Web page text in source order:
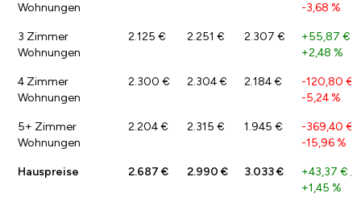
Wohnungen
-3,68 %
3 Zimmer
Wohnungen
2.125 € 2.251 € 2.307 € +55,87 €
+2,48 %
4 Zimmer
Wohnungen
2.300 € 2.304 € 2.184 € -120,80 €
-5,24 %
5+ Zimmer
Wohnungen
2.204 € 2.315 € 1.945 € -369,40 €
-15,96 %
Hauspreise 2.687 € 2.990 € 3.033 € +43,37 € /
+1,45 %